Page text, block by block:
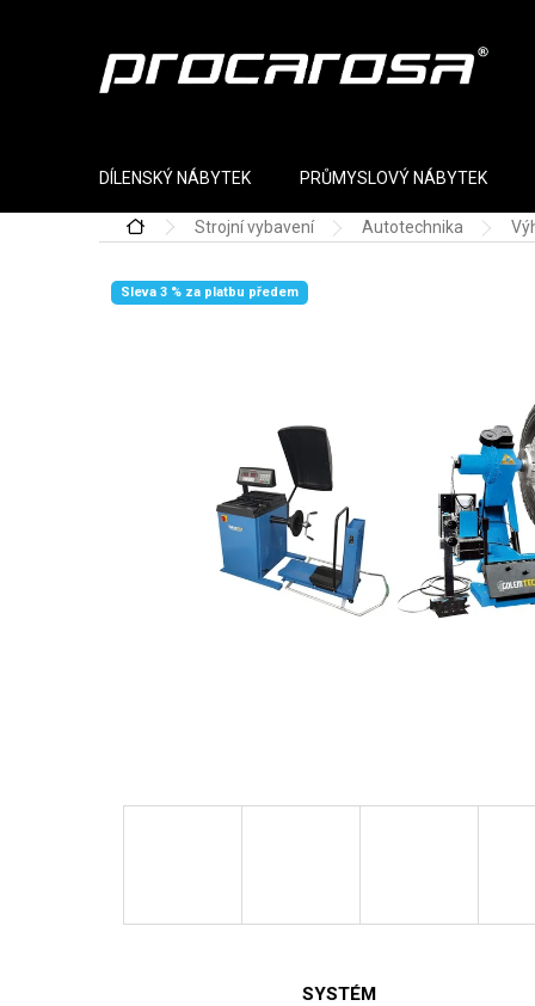
DÍLENSKÝ NÁBYTEK PRŮMYSLOVÝ NÁBYTEK
Domů Strojní vybavení Autotechnika
Sleva 3 % za platbu předem
SYSTÉM